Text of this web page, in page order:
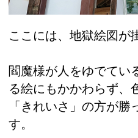
ここには、地獄絵図が
閻魔様が人をゆでてい
る絵にもかかわらず、
「きれいさ」の方が
す。